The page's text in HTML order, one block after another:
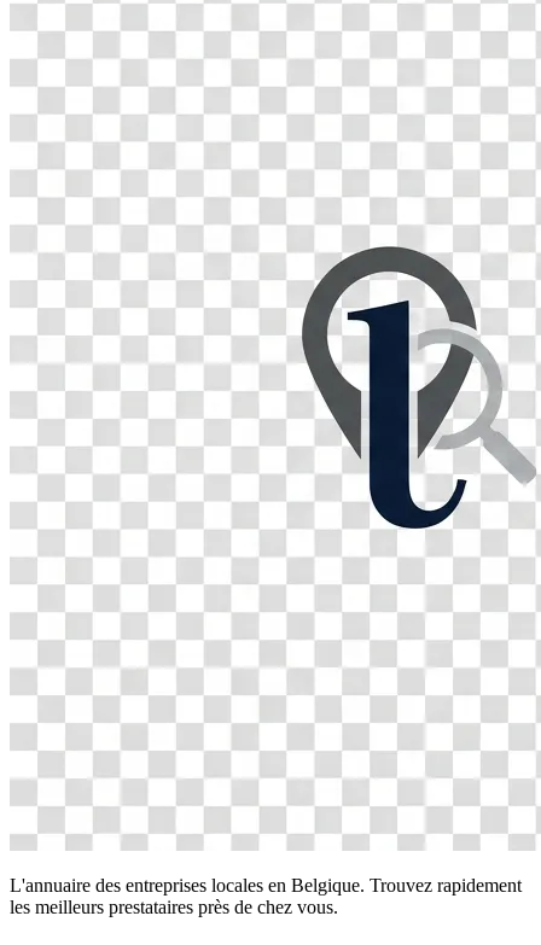
L'annuaire des entreprises locales en Belgique. Trouvez rapidement
les meilleurs prestataires près de chez vous.